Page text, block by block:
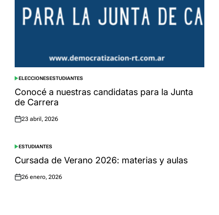
POSTED
IN
ELECCIONESESTUDIANTES
Conocé a nuestras candidatas para la Junta
de Carrera
Posted
23 abril, 2026
POSTED
IN
ESTUDIANTES
Cursada de Verano 2026: materias y aulas
Posted
26 enero, 2026